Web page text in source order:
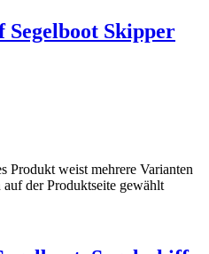
Skipper
Produkt weist mehrere Varianten
der Produktseite gewählt